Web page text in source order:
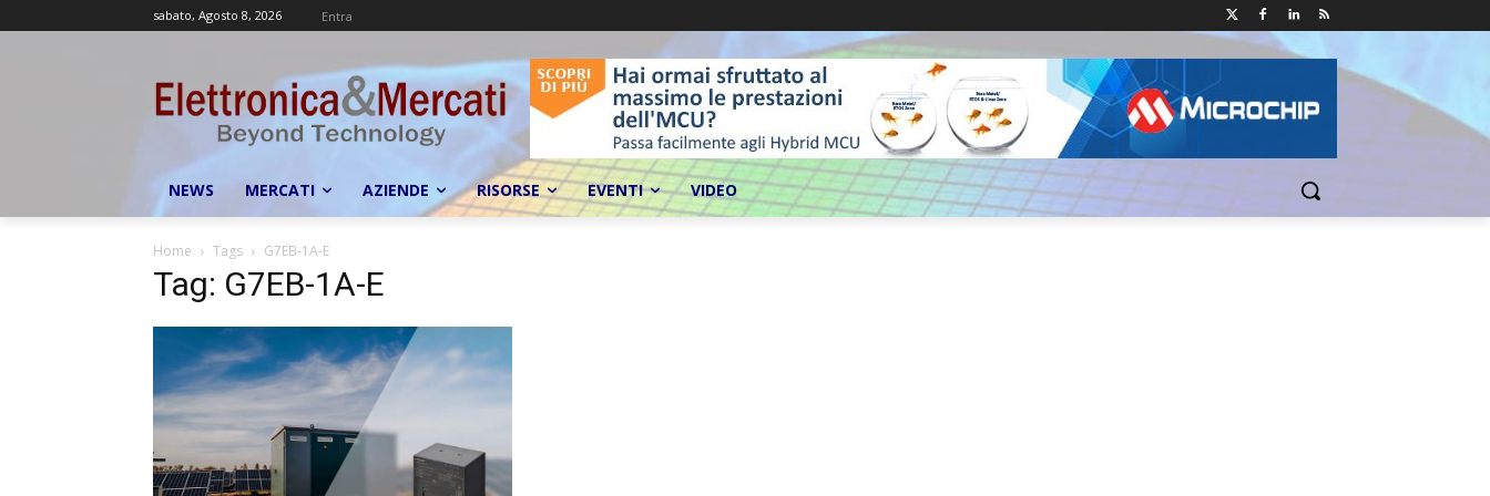
sabato, Agosto 8, 2026 Entra
NEWS MERCATI AZIENDE RISORSE EVENTI VIDEO
Home Tags G7EB-1A-E
Tag: G7EB-1A-E